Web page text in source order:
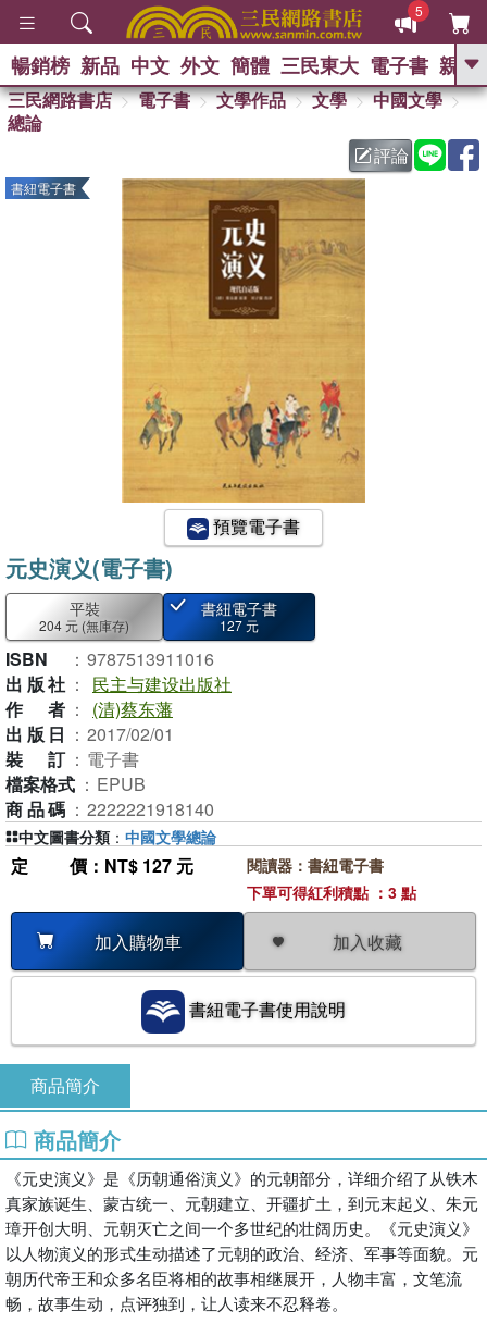
5
GO
暢銷榜 新品 中文 外文 簡體 三民東大 電子書 親子
三民網路書店 電子書 文學作品 文學
中國文學
總論
評論
書紐電子書
預覽電子書
元史演义(電子書)
平裝
204 元 (無庫存)
書紐電子書
127 元
ISBN ： 9787513911016
出版社 ：
民主与建设出版社
作者 ：
(清)蔡东藩
出版日 ： 2017/02/01
裝訂 ： 電子書
檔案格式 ： EPUB
商品碼 ： 2222221918140
定價 ：NT$ 127 元
加入購物車 加入收藏
閱讀器：書紐電子書
下單可得紅利積點 ：3 點
書紐電子書使用說明
中文圖書分類 ： 中國文學總論
商品簡介
商品簡介
《元史演义》是《历朝通俗演义》的元朝部分，详细介绍了从铁木
真家族诞生、蒙古统一、元朝建立、开疆扩土，到元末起义、朱元
璋开创大明、元朝灭亡之间一个多世纪的壮阔历史。《元史演义》
以人物演义的形式生动描述了元朝的政治、经济、军事等面貌。元
朝历代帝王和众多名臣将相的故事相继展开，人物丰富，文笔流
畅，故事生动，点评独到，让人读来不忍释卷。